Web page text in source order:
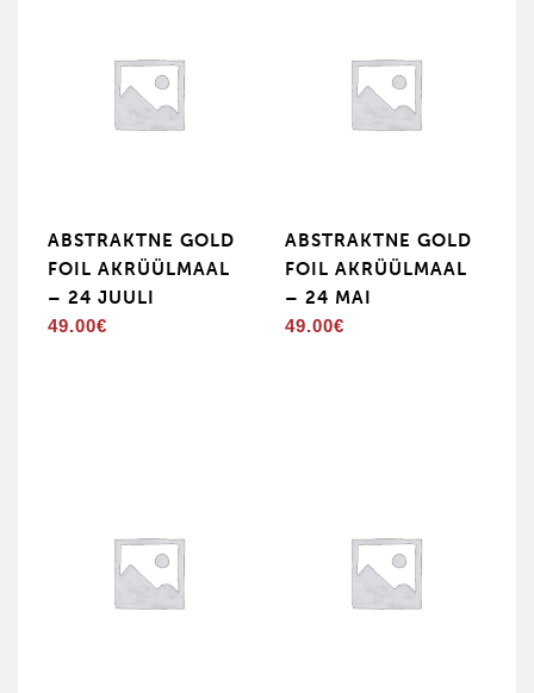
ABSTRAKTNE GOLD
FOIL AKRÜÜLMAAL
– 24 JUULI
49.00€
ABSTRAKTNE GOLD
FOIL AKRÜÜLMAAL
– 24 MAI
49.00€